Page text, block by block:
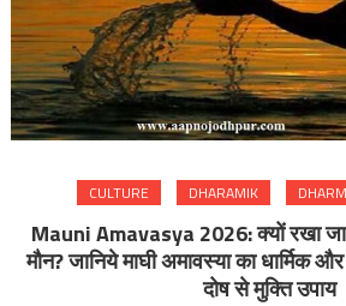
CULTURE DHARAMIK
Mauni Amavasya 2026: क्यों रखा
मौन? जानिये माघी अमावस्या का धार्मिक
दोष से मुक्ति उपाय